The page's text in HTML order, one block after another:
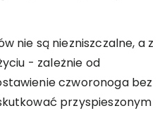
nie są niezniszczalne, a z
- zależnie od
czworonoga bez
przyspieszonym